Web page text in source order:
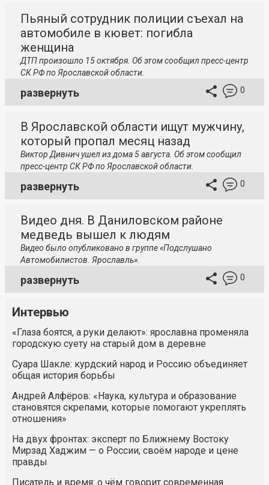
Пьяный сотрудник полиции съехал на
автомобиле в кювет: погибла
женщина
ДТП произошло 15 октября. Об этом сообщил пресс-центр
СК РФ по Ярославской области.
развернуть 0
В Ярославской области ищут мужчину,
который пропал месяц назад
Виктор Дивнич ушел из дома 5 августа. Об этом сообщил
пресс-центр СК РФ по Ярославской области.
развернуть 0
Видео дня. В Даниловском районе
медведь вышел к людям
Видео было опубликовано в группе «Подслушано
Автомобилистов. Ярославль».
развернуть 0
Интервью
«Глаза боятся, а руки делают»: ярославна променяла
городскую суету на старый дом в деревне
Суара Шакле: курдский народ и Россию объединяет
общая история борьбы
Андрей Алфёров: «Наука, культура и образование
становятся скрепами, которые помогают укреплять
отношения»
На двух фронтах: эксперт по Ближнему Востоку
Мирзад Хаджим — о России, своём народе и цене
правды
Писатель и время: о чём говорит современная